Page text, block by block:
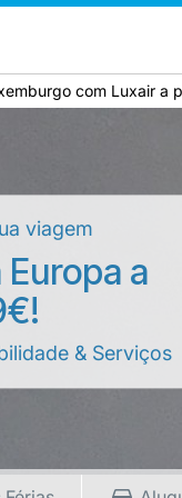
com Luxair a
viagem
a
& Serviços